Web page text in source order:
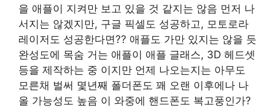
을 애플이 지켜만 보고 있을 것 같지는 않음 먼저 나
서지는 않겠지만, 구글 픽셀도 성공하고, 모토로라
레이저도 성공한다면?? 애플도 가만 있지는 않을 듯
완성도에 목숨 거는 애플이 애플 글래스, 3D 헤드셋
등을 제작하는 중 이지만 언제 나오는지는 아무도
모른채 벌써 몇년째 폴더폰도 꽤 오랜 이후에나 나
올 가능성도 높음 이 와중에 핸드폰도 복고풍인가?